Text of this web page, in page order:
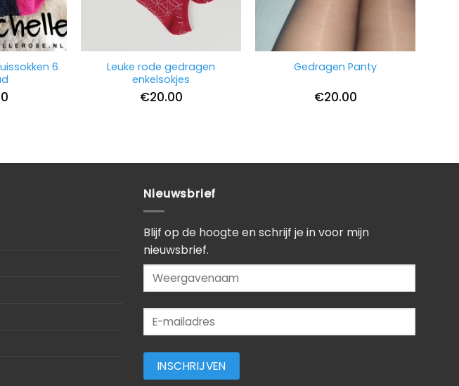
6
Leuke rode gedragen
enkelsokjes
€20.00
Gedragen Panty
€20.00
Nieuwsbrief
Blijf op de hoogte en schrijf je in voor mijn
nieuwsbrief.